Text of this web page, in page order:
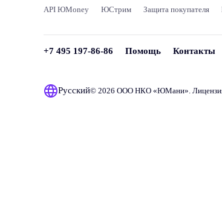
API ЮMoney ЮСтрим Защита покупателя
+7 495 197-86-86 Помощь Контакты
Русский© 2026 ООО НКО «ЮМани».